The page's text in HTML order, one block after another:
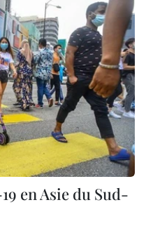
en Asie du Sud-